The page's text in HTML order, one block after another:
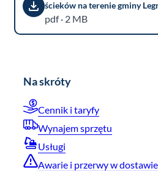
Na skróty
Cennik i taryfy
Wynajem sprzętu
Usługi
Awarie i przerwy w
ścieków na terenie gminy
pdf · 2 MB